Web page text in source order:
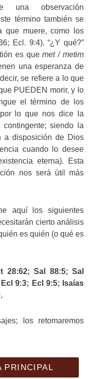
una observación
término también se
que muere, como los
Ecl. 9:4). “¿Y qué?”
es quemet / metim
una esperanza de
se refiere a lo que
PUEDEN morir, y lo
el término de los
lo que nos dice la
siendo la
a disposición de Dios
cuando lo desee
eterna). Esta
nos será útil más
aquí los siguientes
cierto análisis
es quién (o qué es
28:62; Sal 88:5; Sal
9:3; Ecl 9:5; Isaías
los retomaremos
PRINCIPAL